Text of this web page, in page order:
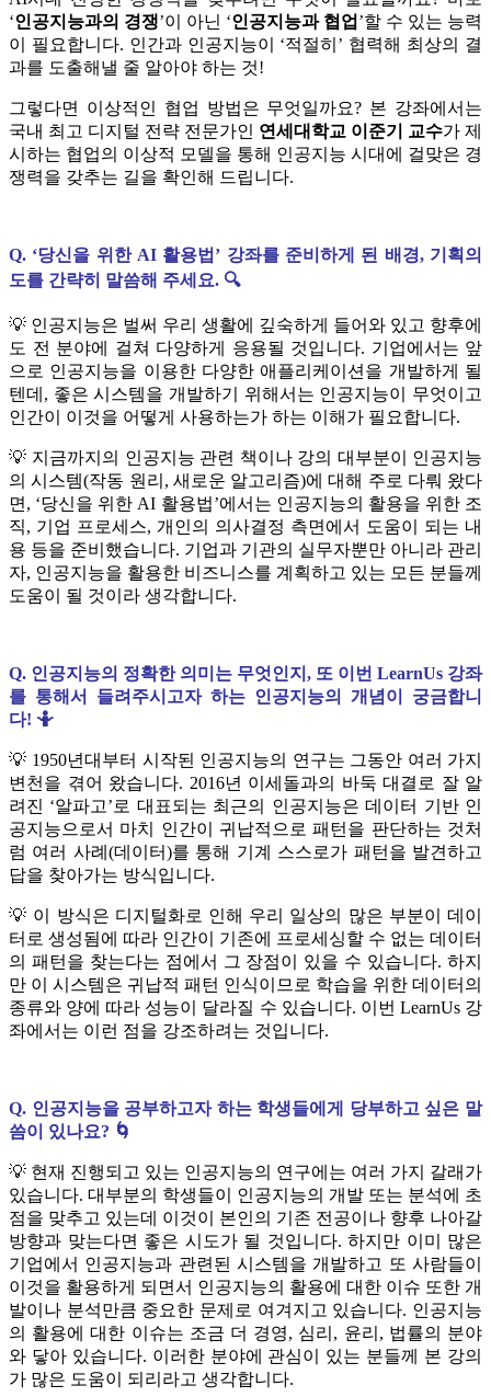
‘인공지능과의 경쟁’이 아닌 ‘인공지능과 협업 ’할 수 있는 능력
이 필요합니다. 인간과 인공지능이 ‘적절히’ 협력해 최상의 결
과를 도출해낼 줄 알아야 하는 것!
그렇다면 이상적인 협업 방법은 무엇일까요? 본 강좌에서는
국내 최고 디지털 전략 전문가인 연세대학교 이준기 교수가 제
시하는 협업의 이상적 모델을 통해 인공지능 시대에 걸맞은 경
쟁력을 갖추는 길을 확인해 드립니다.
Q. ‘당신을 위한 AI 활용법’ 강좌를 준비하게 된 배경, 기획의
도를 간략히 말씀해 주세요. 🔍
💡 인공지능은 벌써 우리 생활에 깊숙하게 들어와 있고 향후에
도 전 분야에 걸쳐 다양하게 응용될 것입니다. 기업에서는 앞
으로 인공지능을 이용한 다양한 애플리케이션을 개발하게 될
텐데, 좋은 시스템을 개발하기 위해서는 인공지능이 무엇이고
인간이 이것을 어떻게 사용하는가 하는 이해가 필요합니다.
💡 지금까지의 인공지능 관련 책이나 강의 대부분이 인공지능
의 시스템(작동 원리, 새로운 알고리즘)에 대해 주로 다뤄 왔다
면, ‘당신을 위한 AI 활용법’에서는 인공지능의 활용을 위한 조
직, 기업 프로세스, 개인의 의사결정 측면에서 도움이 되는 내
용 등을 준비했습니다. 기업과 기관의 실무자뿐만 아니라 관리
자, 인공지능을 활용한 비즈니스를 계획하고 있는 모든 분들께
도움이 될 것이라 생각합니다.
Q. 인공지능의 정확한 의미는 무엇인지, 또 이번 LearnUs 강좌
를 통해서 들려주시고자 하는 인공지능의 개념이 궁금합니
다! 🤷
💡 1950년대부터 시작된 인공지능의 연구는 그동안 여러 가지
변천을 겪어 왔습니다. 2016년 이세돌과의 바둑 대결로 잘 알
려진 ‘알파고’로 대표되는 최근의 인공지능은 데이터 기반 인
공지능으로서 마치 인간이 귀납적으로 패턴을 판단하는 것처
럼 여러 사례(데이터)를 통해 기계 스스로가 패턴을 발견하고
답을 찾아가는 방식입니다.
💡 이 방식은 디지털화로 인해 우리 일상의 많은 부분이 데이
터로 생성됨에 따라 인간이 기존에 프로세싱할 수 없는 데이터
의 패턴을 찾는다는 점에서 그 장점이 있을 수 있습니다. 하지
만 이 시스템은 귀납적 패턴 인식이므로 학습을 위한 데이터의
종류와 양에 따라 성능이 달라질 수 있습니다. 이번 LearnUs 강
좌에서는 이런 점을 강조하려는 것입니다.
Q. 인공지능을 공부하고자 하는 학생들에게 당부하고 싶은 말
씀이 있나요? 🌀
💡 현재 진행되고 있는 인공지능의 연구에는 여러 가지 갈래가
있습니다. 대부분의 학생들이 인공지능의 개발 또는 분석에 초
점을 맞추고 있는데 이것이 본인의 기존 전공이나 향후 나아갈
방향과 맞는다면 좋은 시도가 될 것입니다. 하지만 이미 많은
기업에서 인공지능과 관련된 시스템을 개발하고 또 사람들이
이것을 활용하게 되면서 인공지능의 활용에 대한 이슈 또한 개
발이나 분석만큼 중요한 문제로 여겨지고 있습니다. 인공지능
의 활용에 대한 이슈는 조금 더 경영, 심리, 윤리, 법률의 분야
와 닿아 있습니다. 이러한 분야에 관심이 있는 분들께 본 강의
가 많은 도움이 되리라고 생각합니다.